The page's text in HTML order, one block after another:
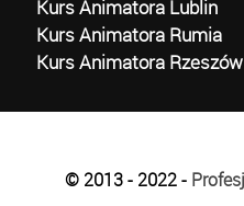
Kurs Animatora Lublin
Kurs Animatora Rumia
Kurs Animatora Rzeszów
© 2013 - 2022 -